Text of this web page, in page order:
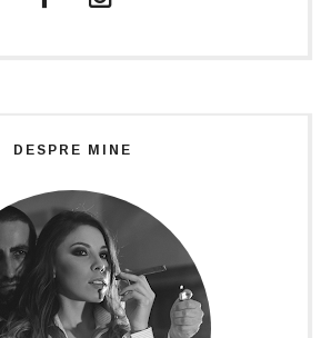
DESPRE MINE